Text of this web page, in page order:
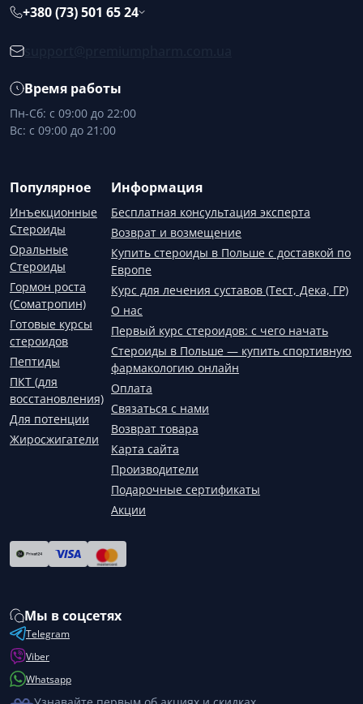
+380 (73) 501 65 24
Время работы
Пн-Сб: с 09:00 до 22:00
Вс: с 09:00 до 21:00
Популярное
Инъекционные
Стероиды
Оральные
Стероиды
Гормон роста
(Соматропин)
Готовые курсы
стероидов
Пептиды
ПКТ (для
восстановления)
Для потенции
Жиросжигатели
Информация
Бесплатная консультация эксперта
Возврат и возмещение
Купить стероиды в Польше с доставкой по
Европе
Курс для лечения суставов (Тест, Дека, ГР)
О нас
Первый курс стероидов: с чего начать
Стероиды в Польше — купить спортивную
фармакологию онлайн
Оплата
Связаться с нами
Возврат товара
Карта сайта
Производители
Подарочные сертификаты
Акции
Мы в соцсетях
Telegram
Viber
Whatsapp